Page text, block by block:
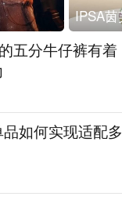
五分牛仔裤有着
如何实现适配多